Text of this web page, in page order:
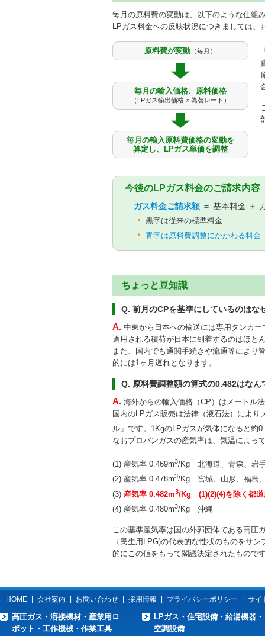
毎月の原料費の変動は、以下のような仕組
LPガス料金への反映状況につきましては
原料費が変動 （毎月）
毎月の輸入価格、原料価格
（LPガス輸出価格 × 為替レート）
毎月の輸入原料費価格の変動を
算定し、LPガス単価を調整
今後のLPガス料金のご請求内容
ガス料金ご請求額＝ 基本料金 ＋
黒字は従来の標準料金
青字は原料費調整にかかわる料金
ちょっと豆知識
Q. 前月のCPを基準にしているのはな
A. 中東から日本への輸送には専用タンカ
適用される積荷が日本に到着するのはほと
また、国内でも通関手続きや流通等により
的には1ヶ月遅れとなります。
Q. 原料費調整額の算式の0.482はなん
A. 海外からの輸入価格（CP）はメートル
国内のLPガス販売は法律（液石法）によ
ル」です。1KgのLPガスが気体になると約
なおプロパンガスの産気率は、気温によっ
(1) 産気率 0.469m3/Kg 北海道、青森、岩
(2) 産気率 0.478m3/Kg 宮城、山形、福島
(3) 産気率 0.482m3/Kg (1)(2)(4)を除く都道
(4) 産気率 0.480m3/Kg 沖縄
この基準産気率は国の外郭団体である高圧
（民生用LPG)の代表的な性状のものをサ
的にこの値をもって閣議決定されたもので
HOME 会社案内 お問い合わせ 採用情報 プライバシーポリシー サイ
高圧ガス・溶接機材・産業用ロ
ボット・工作機械・作業工具
LPガス・住宅設備・給湯機器・
空調設備